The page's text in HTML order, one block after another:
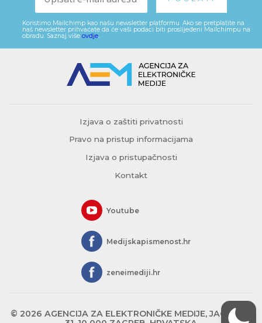
Koristimo Mailchimp kao našu newsletter platformu. Ako se pretplatite na
naš newsletter prihvaćate da će vaši podaci biti proslijeđeni Mailchimpu na
obradu. Saznaj više ovdje.
Izjava o zaštiti privatnosti
Pravo na pristup informacijama
Izjava o pristupačnosti
Kontakt
Youtube
Medijskapismenost.hr
zeneimediji.hr
© 2026 AGENCIJA ZA ELEKTRONIČKE MEDIJE, JAGIĆEVA